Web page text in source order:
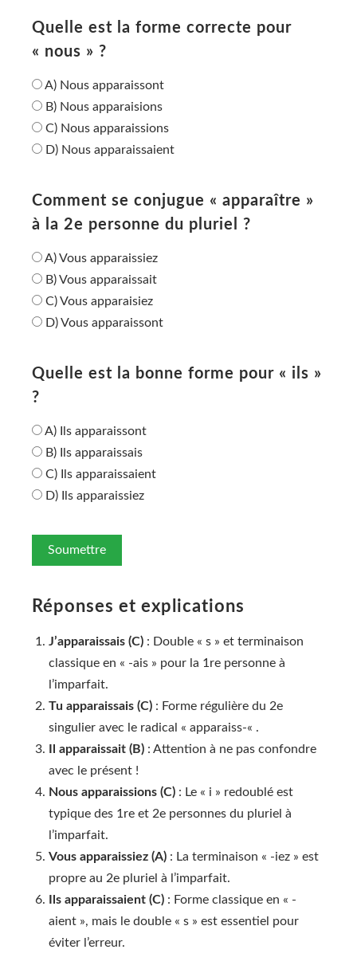
Quelle est la forme correcte pour
« nous » ?
A) Nous apparaissont
B) Nous apparaisions
C) Nous apparaissions
D) Nous apparaissaient
Comment se conjugue « apparaître »
à la 2e personne du pluriel ?
A) Vous apparaissiez
B) Vous apparaissait
C) Vous apparaisiez
D) Vous apparaissont
Quelle est la bonne forme pour « ils »
?
A) Ils apparaissont
B) Ils apparaissais
C) Ils apparaissaient
D) Ils apparaissiez
Soumettre
Réponses et explications
J’apparaissais (C) : Double « s » et terminaison
classique en « -ais » pour la 1re personne à
l’imparfait.
Tu apparaissais (C) : Forme régulière du 2e
singulier avec le radical « apparaiss-« .
Il apparaissait (B) : Attention à ne pas confondre
avec le présent !
Nous apparaissions (C) : Le « i » redoublé est
typique des 1re et 2e personnes du pluriel à
l’imparfait.
Vous apparaissiez (A) : La terminaison « -iez » est
propre au 2e pluriel à l’imparfait.
Ils apparaissaient (C) : Forme classique en « -
aient », mais le double « s » est essentiel pour
éviter l’erreur.